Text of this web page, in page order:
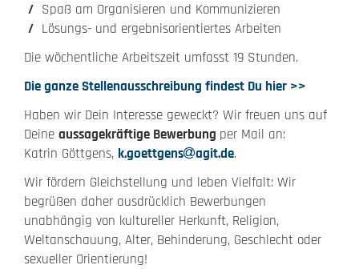
Spaß am Organisieren und Kommunizieren
Lösungs- und ergebnisorientiertes Arbeiten
Die wöchentliche Arbeitszeit umfasst 19 Stunden.
Die ganze Stellenausschreibung findest Du hier >>
Haben wir Dein Interesse geweckt? Wir freuen uns auf
Deine aussagekräftige Bewerbung per Mail an:
Katrin Göttgens, k.goettgens agit.de.
Wir fördern Gleichstellung und leben Vielfalt: Wir
begrüßen daher ausdrücklich Bewerbungen
unabhängig von kultureller Herkunft, Religion,
Weltanschauung, Alter, Behinderung, Geschlecht oder
sexueller Orientierung!